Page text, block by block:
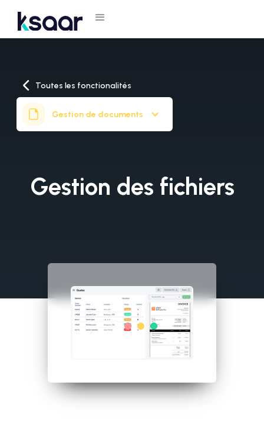
Toutes les fonctionalités
Gestion de documents
Gestion des fichiers